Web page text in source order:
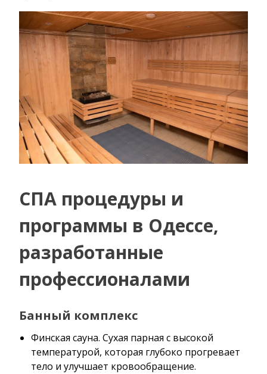
СПА процедуры и
программы в Одессе,
разработанные
профессионалами
Банный комплекс
Финская сауна. Сухая парная с высокой
температурой, которая глубоко прогревает
тело и улучшает кровообращение.